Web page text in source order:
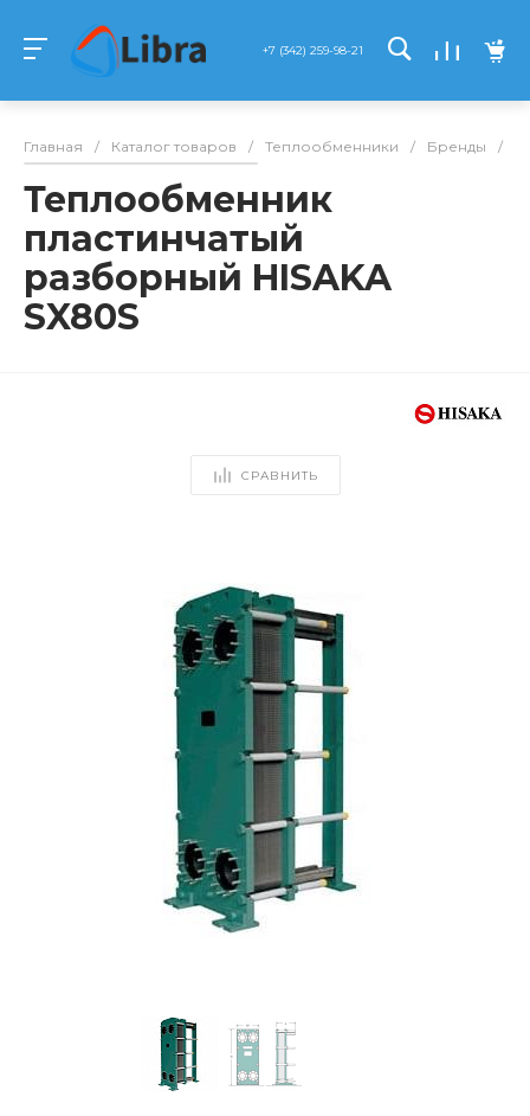
+7 (342) 259-98-21
Главная / Каталог товаров / Теплообменники / Бренды /
Теплообменник
пластинчатый
разборный HISAKA
SX80S
СРАВНИТЬ